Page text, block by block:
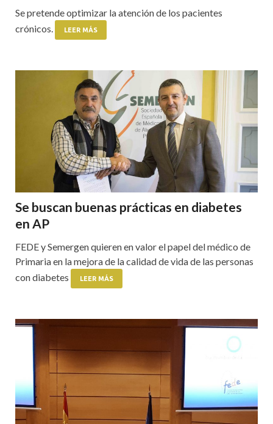
Se pretende optimizar la atención de los pacientes
crónicos.
LEER MÁS
Se buscan buenas prácticas en diabetes
en AP
FEDE y Semergen quieren en valor el papel del médico de
Primaria en la mejora de la calidad de vida de las personas
con diabetes
LEER MÁS